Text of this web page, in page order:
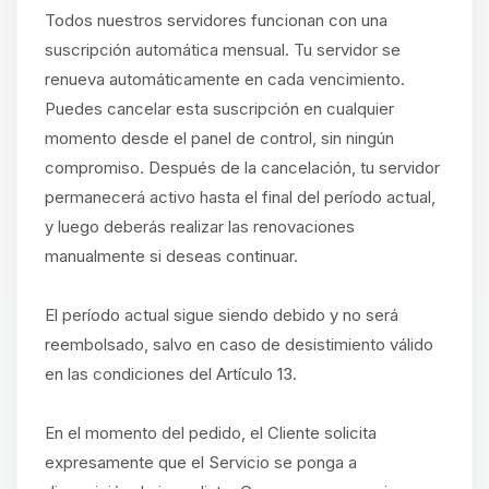
Todos nuestros servidores funcionan con una
suscripción automática mensual. Tu servidor se
renueva automáticamente en cada vencimiento.
Puedes cancelar esta suscripción en cualquier
momento desde el panel de control, sin ningún
compromiso. Después de la cancelación, tu servidor
permanecerá activo hasta el final del período actual,
y luego deberás realizar las renovaciones
manualmente si deseas continuar.
El período actual sigue siendo debido y no será
reembolsado, salvo en caso de desistimiento válido
en las condiciones del Artículo 13.
En el momento del pedido, el Cliente solicita
expresamente que el Servicio se ponga a